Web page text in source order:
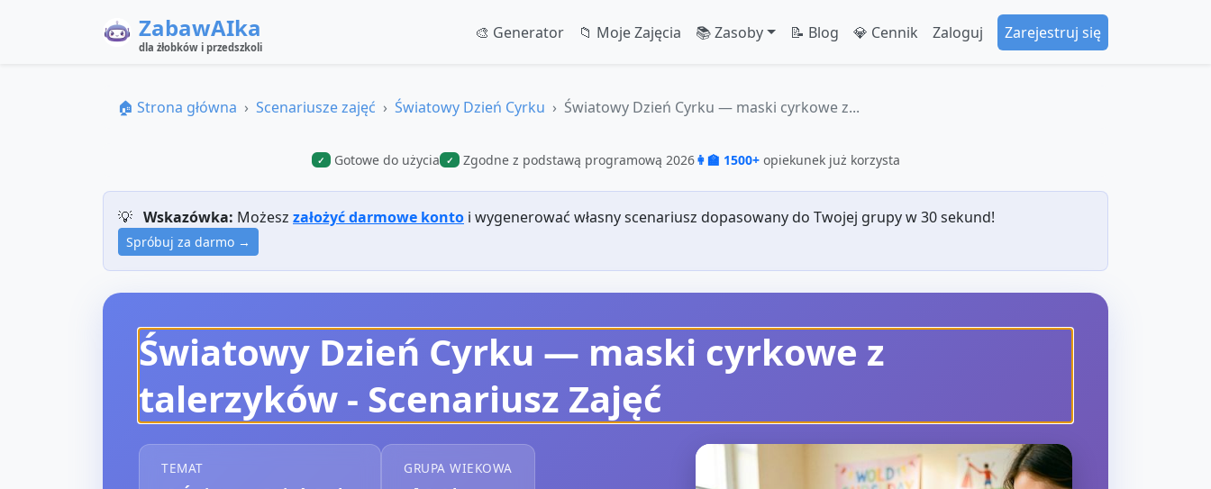
ZabawAIka
dla żłobków i przedszkoli
🎨 Generator 📁 Moje Zajęcia 📚 Zasoby 📝 Blog 💎 Cennik Zaloguj Zarejestruj się
🏠 Strona główna Scenariusze zajęć Światowy Dzień Cyrku Światowy Dzień Cyrku — maski cyrkowe z...
✓ Gotowe do użycia ✓ Zgodne z podstawą programową 2026👩‍🏫 1500+ opiekunek już korzysta
💡 Wskazówka: Możesz założyć darmowe konto i wygenerować własny scenariusz dopasowany do Twojej grupy w 30 sekund!
Spróbuj za darmo →
Światowy Dzień Cyrku — maski cyrkowe z
talerzyków - Scenariusz Zajęć
TEMAT GRUPA WIEKOWA